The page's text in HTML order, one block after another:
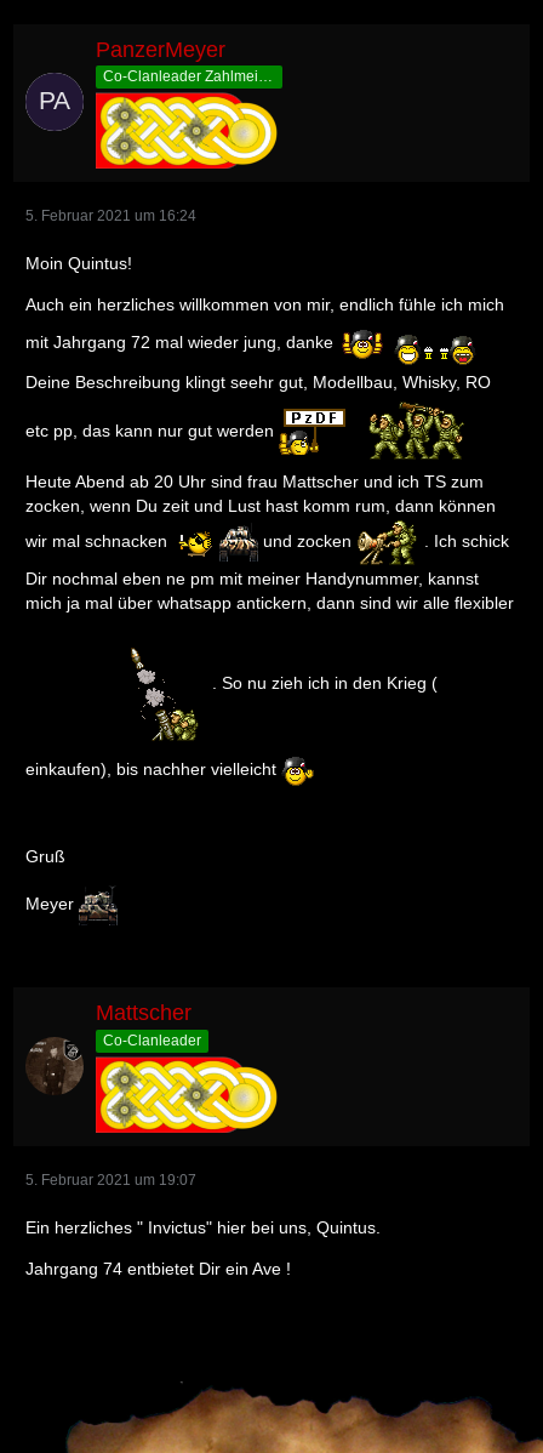
PanzerMeyer
Co-Clanleader Zahlmeister
5. Februar 2021 um 16:24
Moin Quintus!
Auch ein herzliches willkommen von mir, endlich fühle ich mich
mit Jahrgang 72 mal wieder jung, danke
Deine Beschreibung klingt seehr gut, Modellbau, Whisky, RO
etc pp, das kann nur gut werden
Heute Abend ab 20 Uhr sind frau Mattscher und ich TS zum
zocken, wenn Du zeit und Lust hast komm rum, dann können
wir mal schnacken
und zocken
. Ich schick
Dir nochmal eben ne pm mit meiner Handynummer, kannst
mich ja mal über whatsapp antickern, dann sind wir alle flexibler
. So nu zieh ich in den Krieg (
einkaufen), bis nachher vielleicht
Gruß
Meyer
Mattscher
Co-Clanleader
5. Februar 2021 um 19:07
Ein herzliches " Invictus" hier bei uns, Quintus.
Jahrgang 74 entbietet Dir ein Ave !